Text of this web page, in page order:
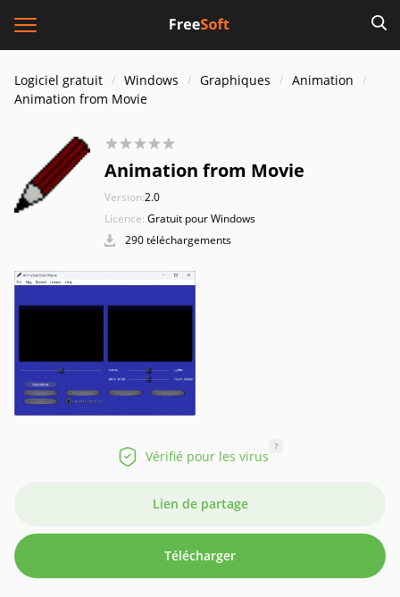
Logiciel gratuit Windows Graphiques
Animation
Animation from Movie
Animation from Movie
Version:2.0
Licence: Gratuit pour Windows
290 téléchargements
Vérifié pour les virus
?
Lien de partage
Télécharger